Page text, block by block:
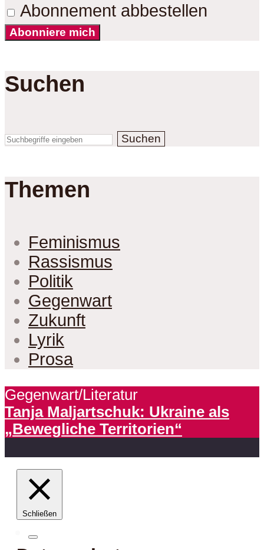
Abonnement abbestellen
Abonniere mich
Suchen
Suchen
Themen
Feminismus
Rassismus
Politik
Gegenwart
Zukunft
Lyrik
Prosa
Gegenwart/Literatur
Tanja Maljartschuk: Ukraine als
„Bewegliche Territorien“
Schließen